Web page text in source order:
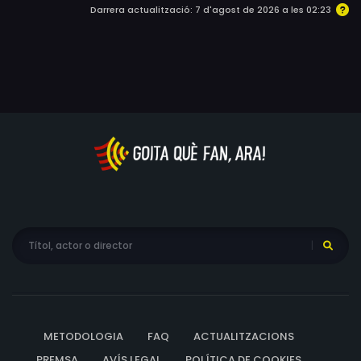
Darrera actualització: 7 d'agost de 2026 a les 02:23
METODOLOGIA FAQ
ACTUALITZACIONS